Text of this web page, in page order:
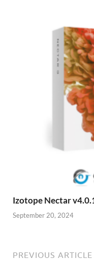
Izotope Nectar
September 20, 2024
PREVIOUS ARTICLE